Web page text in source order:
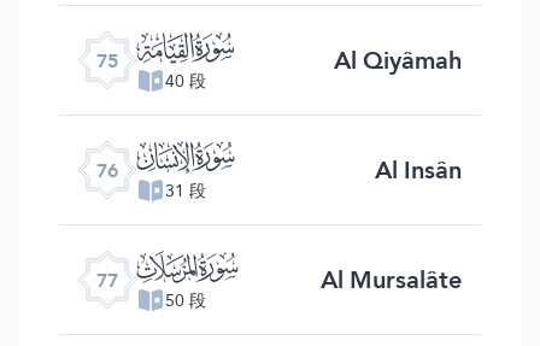
75 ﯸ
40 段 Al Qiyâmah
76 ﯹ
31 段 Al Insân
77 ﯺ
50 段 Al Mursalâte